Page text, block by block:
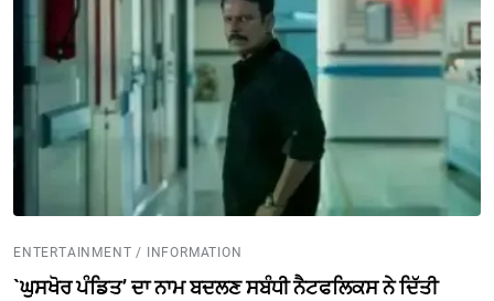
ENTERTAINMENT / INFORMATION
`ਘੁਸਖੋਰ ਪੰਡਿਤ’ ਦਾ ਨਾਮ ਬਦਲਣ ਸਬੰਧੀ ਨੈਟਫਲਿਕਸ ਨੇ ਦਿੱਤੀ